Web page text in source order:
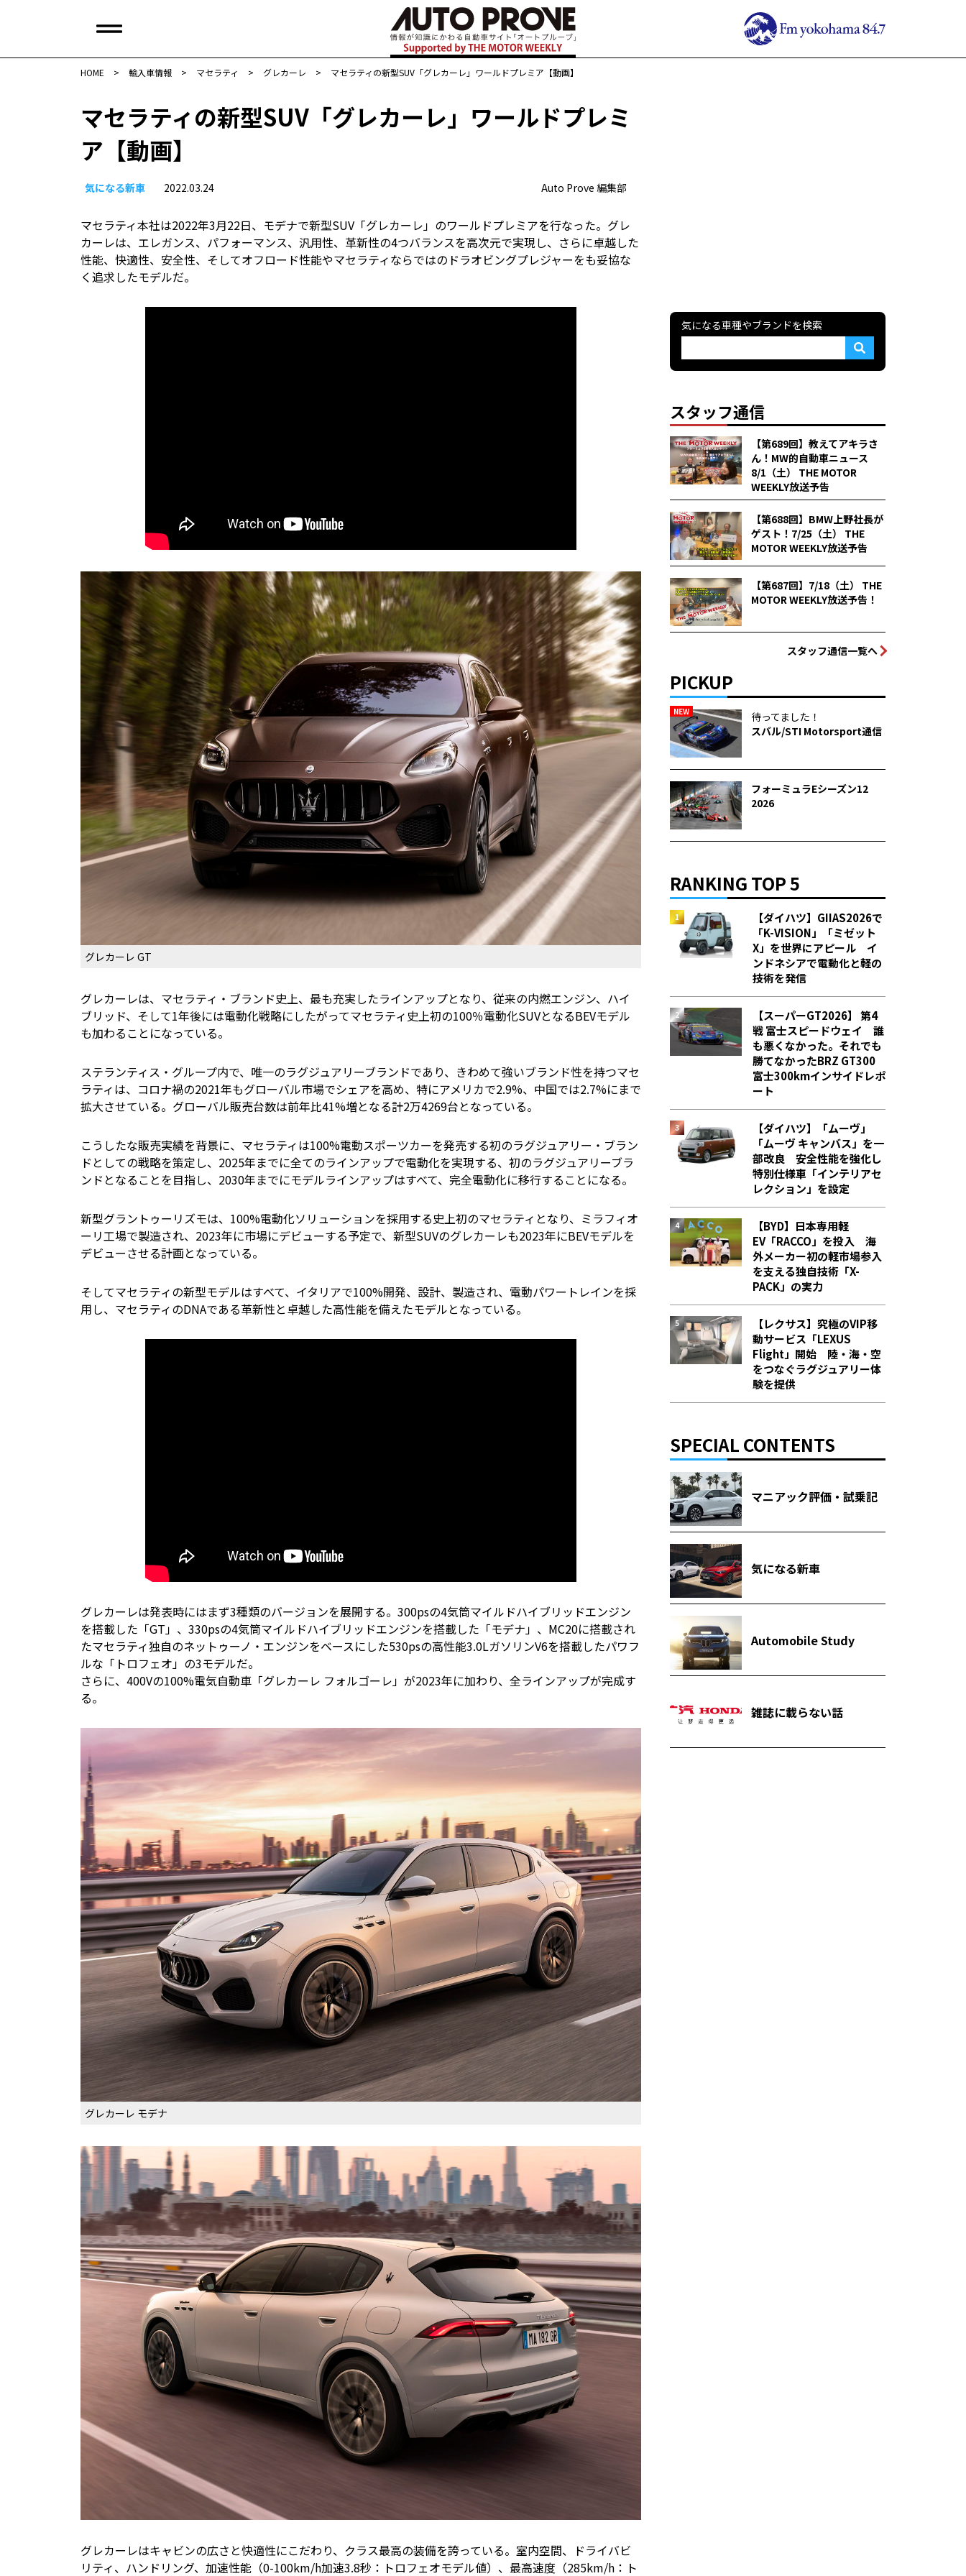
HOME > 輸入車情報 > マセラティ > グレカーレ > マセラティの新型SUV「グレカーレ」ワールドプレミア【動画】
マセラティの新型SUV「グレカーレ」ワールドプレミ
ア【動画】
気になる新車 2022.03.24 Auto Prove 編集部
マセラティ本社は2022年3月22日、モデナで新型SUV「グレカーレ」のワールドプレミアを行なった。グレ
カーレは、エレガンス、パフォーマンス、汎用性、革新性の4つバランスを高次元で実現し、さらに卓越した
性能、快適性、安全性、そしてオフロード性能やマセラティならではのドラオビングプレジャーをも妥協な
く追求したモデルだ。
グレカーレ GT
グレカーレは、マセラティ・ブランド史上、最も充実したラインアップとなり、従来の内燃エンジン、ハイ
ブリッド、そして1年後には電動化戦略にしたがってマセラティ史上初の100％電動化SUVとなるBEVモデル
も加わることになっている。
ステランティス・グループ内で、唯一のラグジュアリーブランドであり、きわめて強いブランド性を持つマセ
ラティは、コロナ禍の2021年もグローバル市場でシェアを高め、特にアメリカで2.9%、中国では2.7%にまで
拡大させている。グローバル販売台数は前年比41%増となる計2万4269台となっている。
こうしたな販売実績を背景に、マセラティは100%電動スポーツカーを発売する初のラグジュアリー・ブラン
ドとしての戦略を策定し、2025年までに全てのラインアップで電動化を実現する、初のラグジュアリーブラ
ンドとなることを目指し、2030年までにモデルラインアップはすべて、完全電動化に移行することになる。
新型グラントゥーリズモは、100%電動化ソリューションを採用する史上初のマセラティとなり、ミラフィオ
ーリ工場で製造され、2023年に市場にデビューする予定で、新型SUVのグレカーレも2023年にBEVモデルを
デビューさせる計画となっている。
そしてマセラティの新型モデルはすべて、イタリアで100%開発、設計、製造され、電動パワートレインを採
用し、マセラティのDNAである革新性と卓越した高性能を備えたモデルとなっている。
グレカーレは発表時にはまず3種類のバージョンを展開する。300psの4気筒マイルドハイブリッドエンジン
を搭載した「GT」、330psの4気筒マイルドハイブリッドエンジンを搭載した「モデナ」、MC20に搭載され
たマセラティ独自のネットゥーノ・エンジンをベースにした530psの高性能3.0LガソリンV6を搭載したパワフ
ルな「トロフェオ」の3モデルだ。
さらに、400Vの100%電気自動車「グレカーレ フォルゴーレ」が2023年に加わり、全ラインアップが完成す
る。
グレカーレ モデナ
グレカーレはキャビンの広さと快適性にこだわり、クラス最高の装備を誇っている。室内空間、ドライバビ
リティ、ハンドリング、加速性能（0-100km/h加速3.8秒：トロフェオモデル値）、最高速度（285km/h：ト
気になる車種やブランドを検索
スタッフ通信
【第689回】教えてアキラさ
ん！MW的自動車ニュース
8/1（土） THE MOTOR
WEEKLY放送予告
【第688回】BMW上野社長が
ゲスト！7/25（土） THE
MOTOR WEEKLY放送予告
【第687回】7/18（土） THE
MOTOR WEEKLY放送予告！
スタッフ通信一覧へ
PICKUP
NEW
待ってました！
スバル/STI Motorsport通信
フォーミュラEシーズン12
2026
RANKING TOP 5
【ダイハツ】GIIAS2026で
「K-VISION」「ミゼット
X」を世界にアピール イ
ンドネシアで電動化と軽の
技術を発信
【スーパーGT2026】 第4
戦 富士スピードウェイ 誰
も悪くなかった。それでも
勝てなかった――BRZ GT300
富士300kmインサイドレポ
ート
【ダイハツ】「ムーヴ」
「ムーヴ キャンバス」を一
部改良 安全性能を強化し
特別仕様車「インテリアセ
レクション」を設定
【BYD】日本専用軽
EV「RACCO」を投入 海
外メーカー初の軽市場参入
を支える独自技術「X-
PACK」の実力
【レクサス】究極のVIP移
動サービス「LEXUS
Flight」開始 陸・海・空
をつなぐラグジュアリー体
験を提供
SPECIAL CONTENTS
マニアック評価・試乗記
気になる新車
Automobile Study
雑誌に載らない話